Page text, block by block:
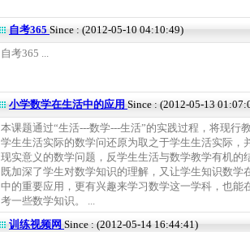
自考365 Since : (2012-05-10 04:10:49)
自考365 ...
小学数学在生活中的应用 Since : (2012-05-13
本课题通过“生活---数学---生活”的实践过程，将现行
学生生活实际的数学问还原为取之于学生生活实际，
现实意义的数学问题，反学生生活与数学教学有机的
既加深了学生对数学知识的理解，又让学生知识数学
中的重要应用，更有兴趣来学习数学这一学科，也能
考一些数学知识。 ...
训练视频网 Since : (2012-05-14 16:44:41)